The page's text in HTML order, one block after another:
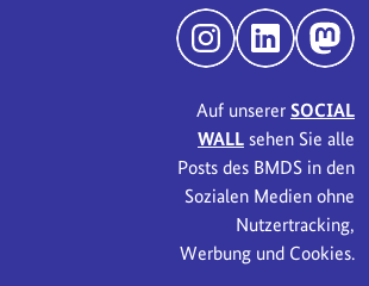
InstagramLinkedIn
Auf unserer SOCIAL
WALLsehen Sie alle
Posts des BMDS in den
Sozialen Medien ohne
Nutzertracking,
Werbung und Cookies.